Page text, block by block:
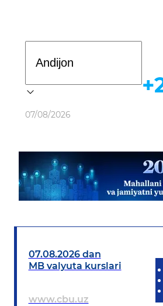
07/08/2026
07.08.2026 dan
MB valyuta kurslari
www.cbu.uz